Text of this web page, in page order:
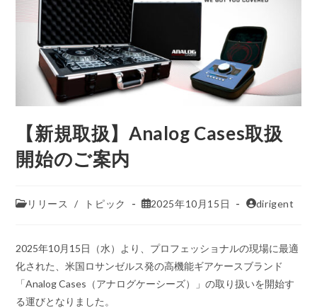
【新規取扱】Analog Cases取扱
開始のご案内
リリース / トピック 2025年10月15日 dirigent
2025年10月15日（水）より、プロフェッショナルの現場に最適
化された、米国ロサンゼルス発の高機能ギアケースブランド
「Analog Cases（アナログケーシーズ）」の取り扱いを開始す
る運びとなりました。